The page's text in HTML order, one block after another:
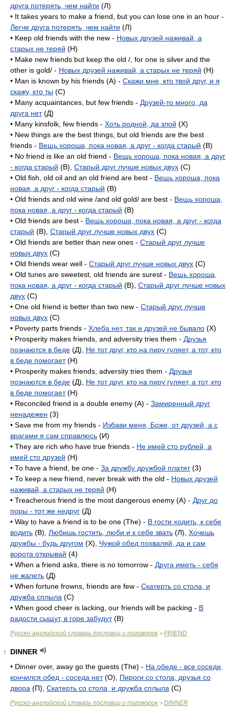
друга потерять, чем найти (Л)
• It takes years to make a friend, but you can lose one in an hour -
Легче друга потерять, чем найти (Л)
• Keep old friends with the new - Новых друзей наживай, а
старых не теряй (H)
• Make new friends but keep the old /, for one is silver and the
other is gold/ - Новых друзей наживай, а старых не теряй (H)
• Man is known by his friends (A) - Скажи мне, кто твой друг, и я
скажу, кто ты (C)
• Many acquaintances, but few friends - Друзей-то много, да
друга нет(Д)
• Many kinsfolk, few friends - Хоть родной, да злой (X)
• New things are the best things, but old friends are the best
friends - Вещь хороша, пока новая, а друг - когда старый (B)
• No friend is like an old friend - Вещь хороша, пока новая, а друг
- когда старый (B), Старый друг лучше новых двух (C)
• Old fish, old oil and an old friend are best - Вещь хороша, пока
новая, а друг - когда старый (B)
• Old friends and old wine /and old gold/ are best - Вещь хороша,
пока новая, а друг - когда старый (B)
• Old friends are best - Вещь хороша, пока новая, а друг - когда
старый (B), Старый друг лучше новых двух (C)
• Old friends are better than new ones - Старый друг лучше
новых двух (C)
• Old friends wear well - Старый друг лучше новых двух (C)
• Old tunes are sweetest, old friends are surest - Вещь хороша,
пока новая, а друг - когда старый (B), Старый друг лучше новых
двух (C)
• One old friend is better than two new - Старый друг лучше
новых двух (C)
• Poverty parts friends - Хлеба нет, так и друзей не бывало (X)
• Prosperity makes friends, and adversity tries them - Друзья
познаются в беде (Д), Не тот друг, кто на пиру гуляет, а тот, кто
в беде помогает(H)
• Prosperity makes friends; adversity tries them - Друзья
познаются в беде (Д), Не тот друг, кто на пиру гуляет, а тот, кто
в беде помогает(H)
• Reconciled friend is a double enemy (A) - Замиренный друг
ненадежен (3)
• Save me from my friends - Избави меня, Боже, от друзей, а с
врагами я сам справлюсь (И)
• They are rich who have true friends - Не имей сто рублей, а
имей сто друзей (H)
• То have a friend, be one - За дружбу дружбой платят(3)
• То keep a new friend, never break with the old - Новых друзей
наживай, а старых не теряй (H)
• Treacherous friend is the most dangerous enemy (A) - Друг до
поры - тот же недруг (Д)
• Way to have a friend is to be one (The) - В гости ходить, к себе
водить (B), Любишь гостить, люби и к себе звать (Л), Хочешь
дружбы - будь другом (X), Чужой обед похваляй, да и сам
ворота открывай (4)
• When a friend asks, there is no tomorrow - Друга иметь - себя
не жалеть (Д)
• When fortune frowns, friends are few - Скатерть со стола, и
дружба сплыла (C)
• When good cheer is lacking, our friends will be packing - В
радости сыщут, в горе забудут(B)
Русско-английский словарь пословиц и поговорок > FRIEND
7
DINNER
• Dinner over, away go the guests (The) - На обеде - все соседи,
кончился обед - соседа нет(O), Пироги со стола, друзья со
двора (П), Скатерть со стола, и дружба сплыла (C)
Русско-английский словарь пословиц и поговорок > DINNER